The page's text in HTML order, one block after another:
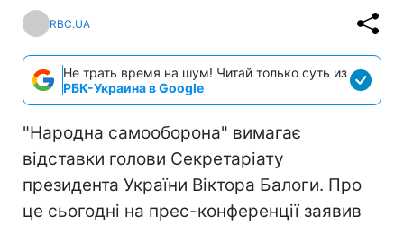
RBC.UA
Не трать время на шум! Читай только суть из
РБК-Украина в Google
"Народна самооборона" вимагає
відставки голови Секретаріату
президента України Віктора Балоги. Про
це сьогодні на прес-конференції заявив